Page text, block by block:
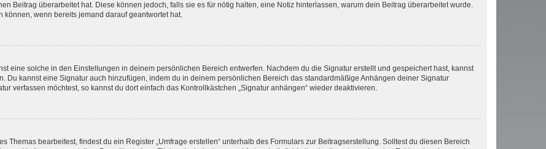
Beitrag überarbeitet hat. Diese können jedoch, falls sie es für nötig halten, eine Notiz hinterlassen, warum dein Beitrag überarbeitet wurde.
können, wenn bereits jemand darauf geantwortet hat.
eine solche in den Einstellungen in deinem persönlichen Bereich entwerfen. Nachdem du die Signatur erstellt und gespeichert hast, kannst
Du kannst eine Signatur auch hinzufügen, indem du in deinem persönlichen Bereich das standardmäßige Anhängen deiner Signatur
verfassen möchtest, so kannst du dort einfach das Kontrollkästchen „Signatur anhängen“ wieder deaktivieren.
Themas bearbeitest, findest du ein Register „Umfrage erstellen“ unterhalb des Formulars zur Beitragserstellung. Solltest du diesen Bereich